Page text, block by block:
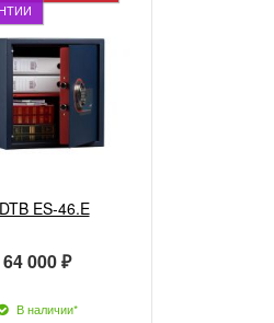
ES-46.E
64 000 ₽
В наличии*